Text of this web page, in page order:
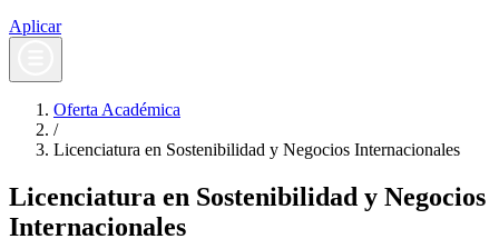
Aplicar
Oferta Académica
/
Licenciatura en Sostenibilidad y Negocios Internacionales
Licenciatura en Sostenibilidad y Negocios
Internacionales